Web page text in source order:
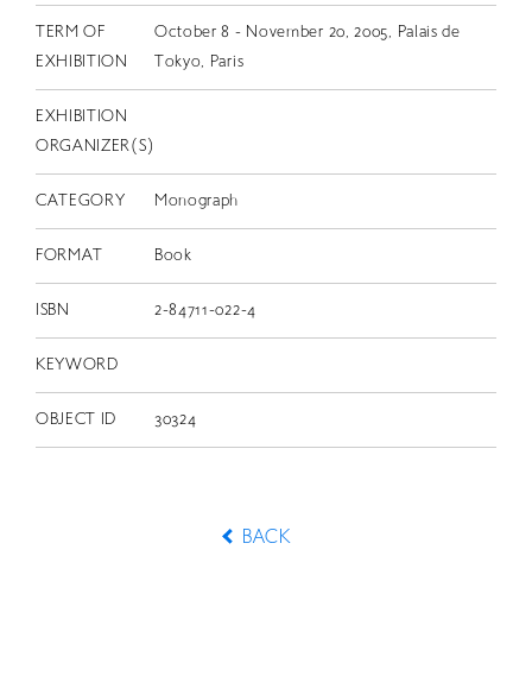
TERM OF
EXHIBITION
October 8 - November 20, 2005, Palais de
Tokyo, Paris
EXHIBITION
ORGANIZER(S)
CATEGORY Monograph
FORMAT Book
ISBN 2-84711-022-4
KEYWORD
OBJECT ID 30324
BACK